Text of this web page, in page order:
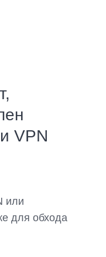
VPN
или
для обхода